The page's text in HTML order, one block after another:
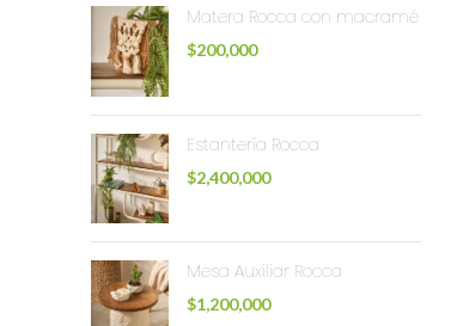
Matera Rocca con macramé
$200,000
Estantería Rocca
$2,400,000
Mesa Auxiliar Rocca
$1,200,000